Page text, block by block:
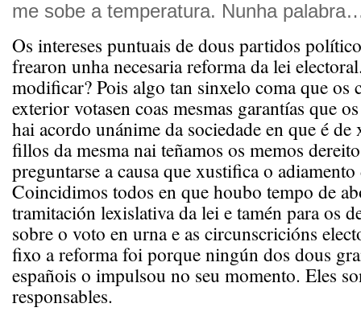
me sobe a temperatura. Nunha
Os intereses puntuais de dous partidos
frearon unha necesaria reforma da lei
modificar? Pois algo tan sinxelo coma que os
exterior votasen coas mesmas garantías que
hai acordo unánime da sociedade en que é de
fillos da mesma nai teñamos os memos
preguntarse a causa que xustifica o
Coincidimos todos en que houbo tempo de
tramitación lexislativa da lei e tamén para os
sobre o voto en urna e as circunscricións
fixo a reforma foi porque ningún dos dous
españois o impulsou no seu momento. Eles
responsables.